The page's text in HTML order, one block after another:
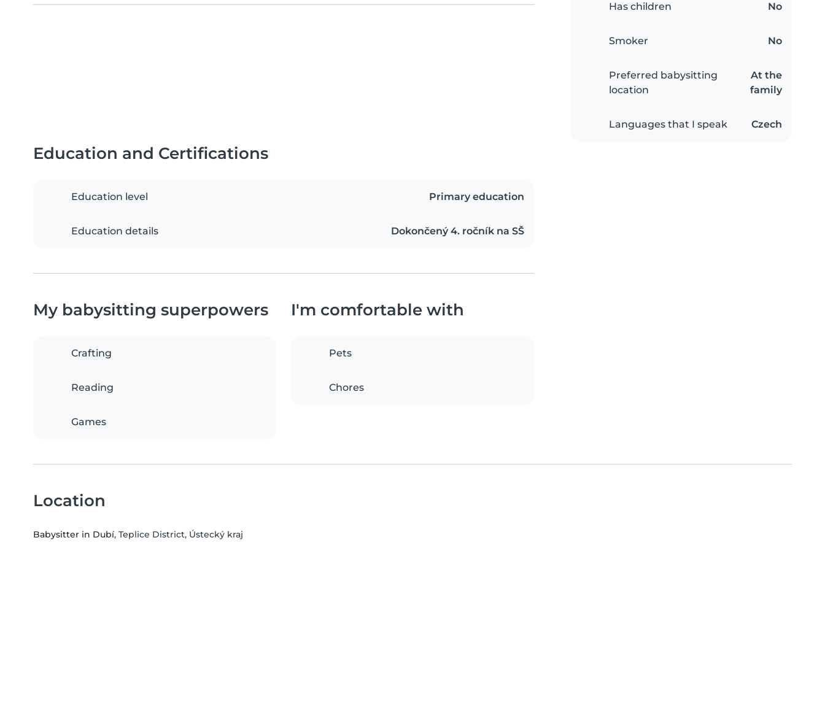
Has children No
Smoker No
Preferred babysitting
location
At the
family
Languages that I speak Czech
Education and Certifications
Education level Primary education
Education details Dokončený 4. ročník na SŠ
My babysitting superpowers
Crafting
Reading
Games
I'm comfortable with
Pets
Chores
Location
Babysitter in Dubí, Teplice District, Ústecký kraj